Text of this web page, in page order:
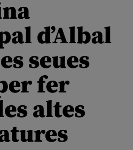
d’Albal
seues
fer
altes